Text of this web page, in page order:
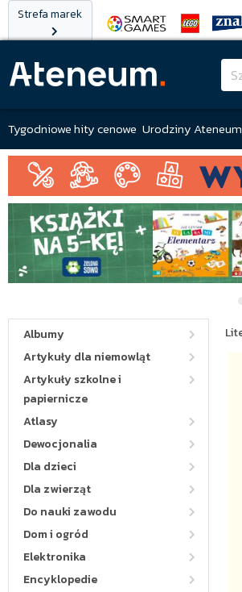
Strefa marek
Tygodniowe hity cenowe Urodziny Ateneum
Albumy
Artykuły dla niemowląt
Artykuły szkolne i
papiernicze
Atlasy
Dewocjonalia
Dla dzieci
Dla zwierząt
Do nauki zawodu
Dom i ogród
Elektronika
Encyklopedie